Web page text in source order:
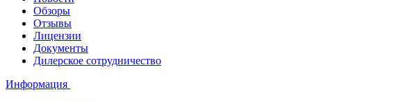
Обзоры
Отзывы
Лицензии
Документы
Дилерское сотрудничество
Информация